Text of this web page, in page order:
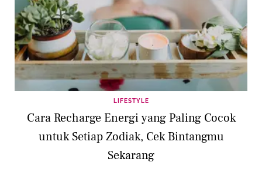
LIFESTYLE
Cara Recharge Energi yang Paling Cocok
untuk Setiap Zodiak, Cek Bintangmu
Sekarang